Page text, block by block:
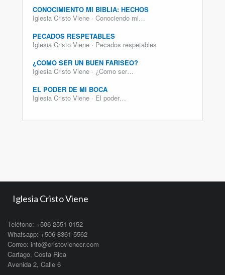
CONOCIMIENTO MI BIBLIA: HECHOS
Iglesia Cristo Viene · Conociendo mi…
PECADOS RESPETABLES
Iglesia Cristo Viene · Pecados respetables
¿COMO SER UN BUEN FARISEO?
Iglesia Cristo Viene · ¿Como ser…
EL PODER DE MI BOCA
Iglesia Cristo Viene · El poder…
Iglesia Cristo Viene
Teléfono: +506 2551 0152
Whatsapp: +506 8361 5562
Correo: info@cristovienecr.com
Cartago, Costa Rica
Avenida 2, Calle 6